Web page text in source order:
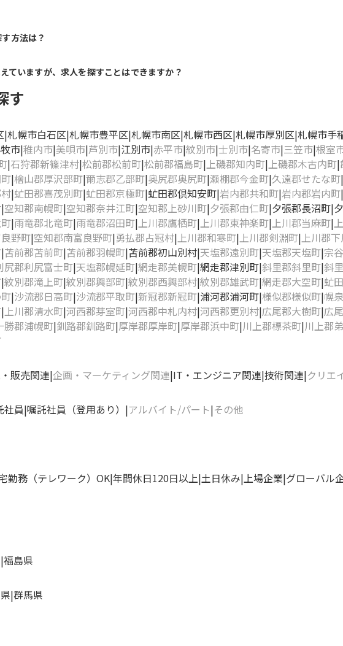
方法は？
ていますが、求人を探すことはできますか？
す
札幌市白石区 札幌市豊平区 札幌市南区 札幌市西区 札幌市厚別区 札幌市手
市 稚内市 美唄市 芦別市 江別市 赤平市 紋別市 士別市 名寄市 三笠市 根室
石狩郡新篠津村 松前郡松前町 松前郡福島町 上磯郡知内町 上磯郡木古内町
檜山郡厚沢部町 爾志郡乙部町 奥尻郡奥尻町 瀬棚郡今金町 久遠郡せたな町
虻田郡喜茂別町 虻田郡京極町 虻田郡倶知安町 岩内郡共和町 岩内郡岩内町
空知郡南幌町 空知郡奈井江町 空知郡上砂川町 夕張郡由仁町 夕張郡長沼町
雨竜郡北竜町 雨竜郡沼田町 上川郡鷹栖町 上川郡東神楽町 上川郡当麻町
野町 空知郡南富良野町 勇払郡占冠村 上川郡和寒町 上川郡剣淵町 上川郡
苫前郡苫前町 苫前郡羽幌町 苫前郡初山別村 天塩郡遠別町 天塩郡天塩町 宗
尻郡利尻富士町 天塩郡幌延町 網走郡美幌町 網走郡津別町 斜里郡斜里町 斜
紋別郡滝上町 紋別郡興部町 紋別郡西興部村 紋別郡雄武町 網走郡大空町 虻
沙流郡日高町 沙流郡平取町 新冠郡新冠町 浦河郡浦河町 様似郡様似町 幌
上川郡清水町 河西郡芽室町 河西郡中札内村 河西郡更別村 広尾郡大樹町 広
勝郡浦幌町 釧路郡釧路町 厚岸郡厚岸町 厚岸郡浜中町 川上郡標茶町 川上郡
販売関連 企画・マーケティング関連 IT・エンジニア関連 技術関連 クリエ
社員 嘱託社員（登用あり） アルバイト/パート その他
勤務（テレワーク）OK 年間休日120日以上 土日休み 上場企業 グローバル
福島県
群馬県